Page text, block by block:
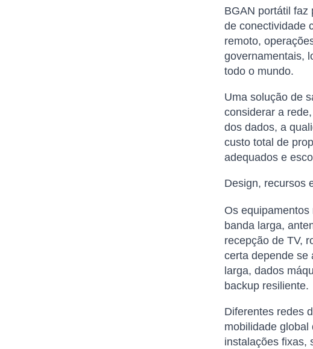
BGAN portátil faz
de conectividade
remoto,
governamentais,
todo o mundo.
Uma solução de
considerar a
dos dados, a
custo total de
adequados e
Design, recursos
Os
banda larga,
recepção de TV,
certa depende se
larga, dados
backup resiliente.
Diferentes redes
mobilidade
instalações fixas,